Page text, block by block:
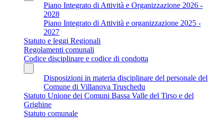
Piano Integrato di Attività e Organizzazione 2026 -
2028
Piano Integrato di Attività e organizzazione 2025 -
2027
Statuto e leggi Regionali
Regolamenti comunali
Codice disciplinare e codice di condotta
Disposizioni in materia disciplinare del personale del
Comune di Villanova Truschedu
Statuto Unione dei Comuni Bassa Valle del Tirso e del
Grighine
Statuto comunale